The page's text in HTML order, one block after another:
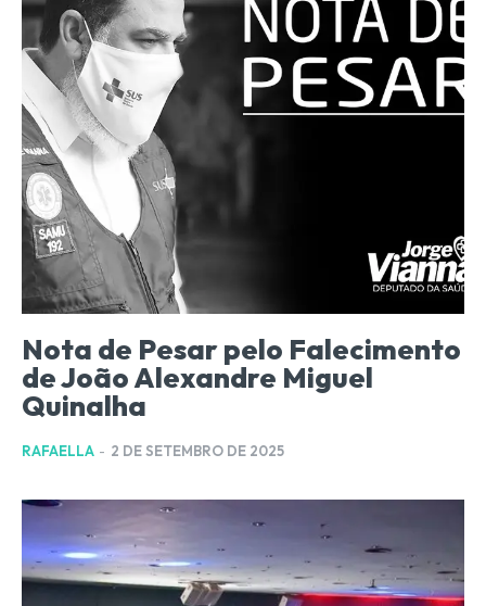
Nota de Pesar pelo Falecimento
de João Alexandre Miguel
Quinalha
RAFAELLA - 2 DE SETEMBRO DE 2025